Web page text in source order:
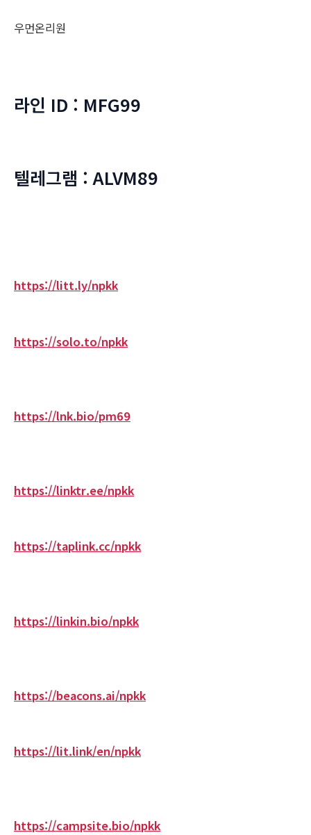
우먼온리원
라인 ID : MFG99
텔레그램 : ALVM89
https://litt.ly/npkk
https://solo.to/npkk
https://lnk.bio/pm69
https://linktr.ee/npkk
https://taplink.cc/npkk
https://linkin.bio/npkk
https://beacons.ai/npkk
https://lit.link/en/npkk
https://campsite.bio/npkk